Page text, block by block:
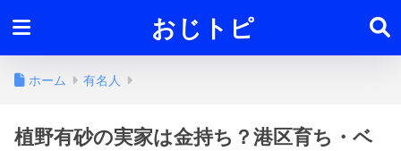
おじトピ
ホーム 有名人
植野有砂の実家は金持ち？港区育ち・ベ